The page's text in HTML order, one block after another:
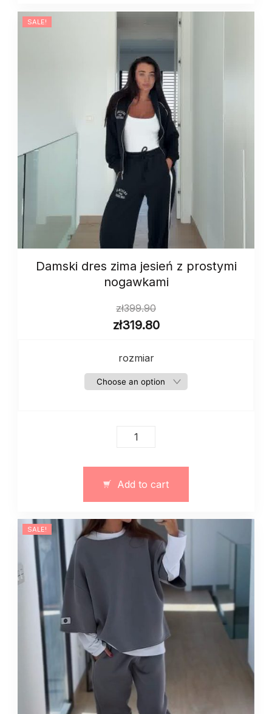
SALE!
Damski dres zima jesień z prostymi
nogawkami
zł399.90
zł319.80
rozmiar
Damski
z
prostymi
nogawkami
quantity
Add to cart
SALE!